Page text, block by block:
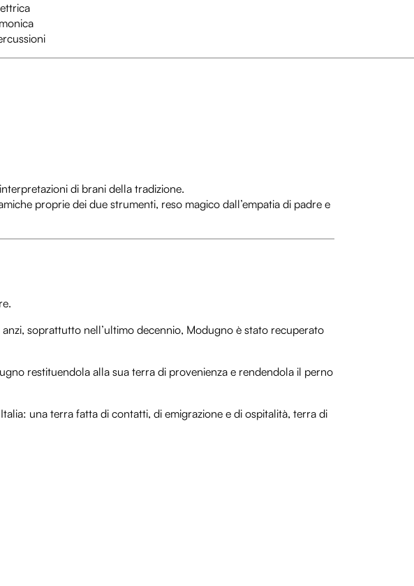
di brani della tradizione.
proprie dei due strumenti, reso magico dall’empatia di padre e
soprattutto nell’ultimo decennio, Modugno è stato recuperato
restituendola alla sua terra di provenienza e rendendola il perno
una terra fatta di contatti, di emigrazione e di ospitalità, terra di